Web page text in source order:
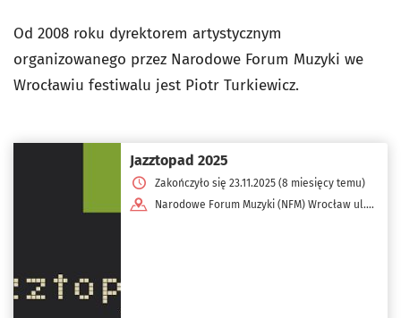
Od 2008 roku dyrektorem artystycznym
organizowanego przez Narodowe Forum Muzyki we
Wrocławiu festiwalu jest Piotr Turkiewicz.
Jazztopad 2025
Zakończyło się 23.11.2025 (8 miesięcy temu)
Narodowe Forum Muzyki (NFM) Wrocław ul.